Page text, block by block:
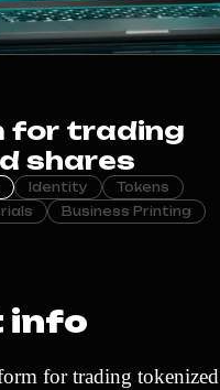
for trading
d shares
Identity
Tokens
Business Printing
info
orm for trading tokenized